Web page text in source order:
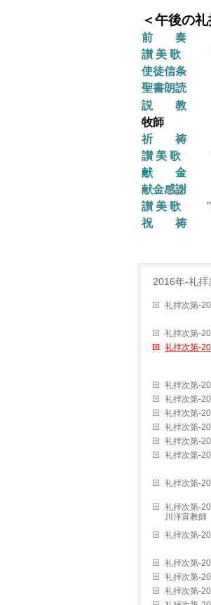
＜午後の
前 奏
讃 美 歌
使徒信条
聖書朗読
説 教
牧師
祈 祷
讃 美 歌
”
献 金
献金感謝
讃 美 歌
祝 祷
2016年-礼拝
礼拝次第-
礼拝次第-
礼拝次第-
礼拝次第-
礼拝次第-
礼拝次第-
礼拝次第-
礼拝次第-
礼拝次第-
礼拝次第-
礼拝次第-
川洋宣教師
礼拝次第-
礼拝次第-
礼拝次第-
礼拝次第-